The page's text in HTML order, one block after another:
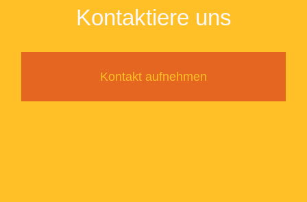
Kontaktiere uns
Kontakt aufnehmen